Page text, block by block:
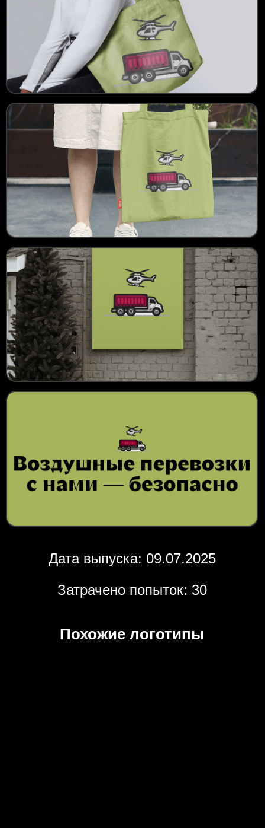
Дата выпуска: 09.07.2025
Затрачено попыток: 30
Похожие логотипы